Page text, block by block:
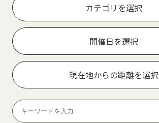
カテゴリを選択
開催日を選択
現在地からの距離を選択